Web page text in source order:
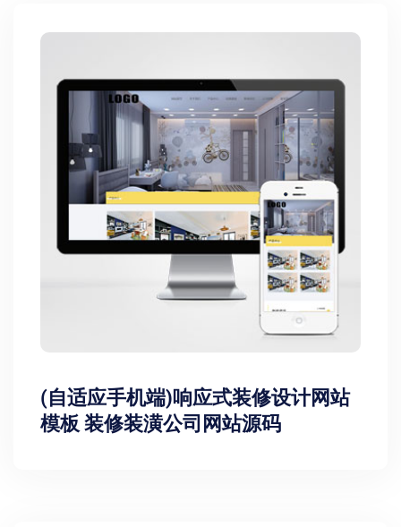
(自适应手机端)响应式装修设计网站
模板 装修装潢公司网站源码